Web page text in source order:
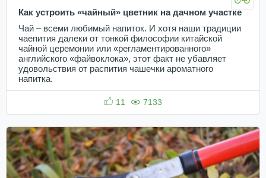
Как устроить «чайный» цветник на дачном участке
Чай – всеми любимый напиток. И хотя наши традиции
чаепития далеки от тонкой философии китайской
чайной церемонии или «регламентированного»
английского «файвоклока», этот факт не убавляет
удовольствия от распития чашечки ароматного
напитка.
11 7133